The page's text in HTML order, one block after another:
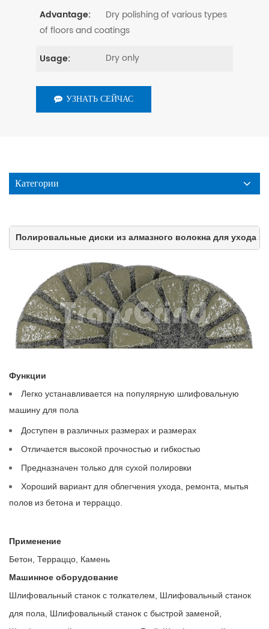
Advantage:
Dry polishing of various types
of floors and coatings
Usage: Dry only
УЗНАТЬ СЕЙЧАС
Категории
Полировальные диски из алмазного волокна для ухода
Функции
Легко устанавливается на популярную шлифовальную
машину для пола
Доступен в различных размерах и размерах
Отличается высокой прочностью и гибкостью
Предназначен только для сухой полировки
Хороший вариант для облегчения ухода, ремонта, мытья
полов из бетона и терраццо.
Применение
Бетон, Терраццо, Камень
Машинное оборудование
Шлифовальный станок с толкателем, Шлифовальный станок
для пола, Шлифовальный станок с быстрой заменой,